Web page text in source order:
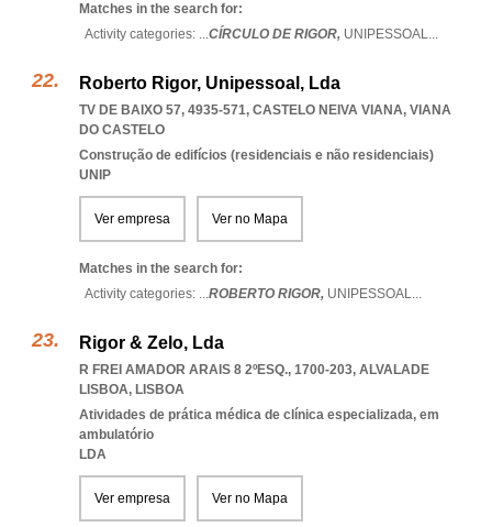
Matches in the search for:
Activity categories: ...CÍRCULO DE RIGOR, UNIPESSOAL...
Roberto Rigor, Unipessoal, Lda
TV DE BAIXO 57, 4935-571, CASTELO NEIVA VIANA, VIANA
DO CASTELO
Construção de edifícios (residenciais e não residenciais)
UNIP
Ver empresa Ver no Mapa
Matches in the search for:
Activity categories: ...ROBERTO RIGOR, UNIPESSOAL...
Rigor & Zelo, Lda
R FREI AMADOR ARAIS 8 2ºESQ., 1700-203, ALVALADE
LISBOA, LISBOA
Atividades de prática médica de clínica especializada, em
ambulatório
LDA
Ver empresa Ver no Mapa